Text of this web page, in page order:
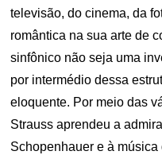
televisão, do cinema, da
romântica na sua arte de
sinfônico não seja uma
por intermédio dessa
eloquente. Por meio das
Strauss aprendeu a
Schopenhauer e à